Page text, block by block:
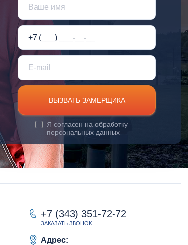
ВЫЗВАТЬ ЗАМЕРЩИКА
Я согласен на обработку
персональных данных
+7 (343) 351-72-72
ЗАКАЗАТЬ ЗВОНОК
Адрес: